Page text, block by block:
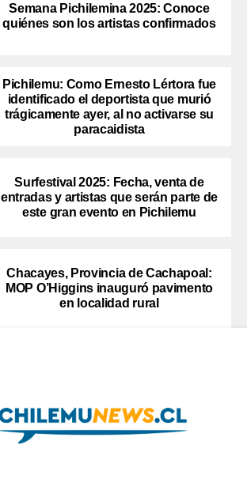
Semana Pichilemina 2025: Conoce
quiénes son los artistas confirmados
Pichilemu: Como Ernesto Lértora fue
identificado el deportista que murió
trágicamente ayer, al no activarse su
paracaidista
Surfestival 2025: Fecha, venta de
entradas y artistas que serán parte de
este gran evento en Pichilemu
Chacayes, Provincia de Cachapoal:
MOP O’Higgins inauguró pavimento
en localidad rural